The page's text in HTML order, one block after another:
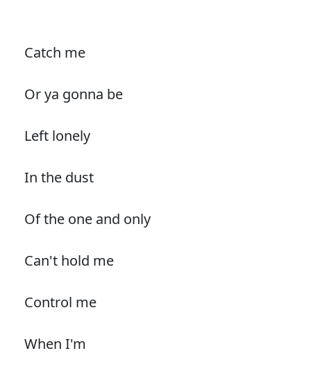
Catch me
Or ya gonna be
Left lonely
In the dust
Of the one and only
Can't hold me
Control me
When I'm